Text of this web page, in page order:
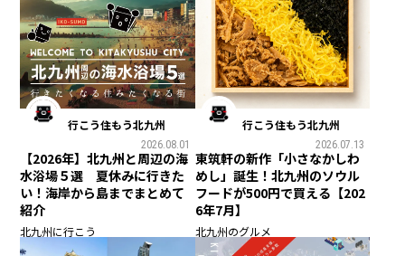
行こう住もう北九州
2026.08.01
【2026年】北九州と周辺の海
水浴場５選 夏休みに行きた
い！海岸から島までまとめて
紹介
北九州に行こう
行こう住もう北九州
2026.07.13
東筑軒の新作「小さなかしわ
めし」誕生！北九州のソウル
フードが500円で買える【202
6年7月】
北九州のグルメ